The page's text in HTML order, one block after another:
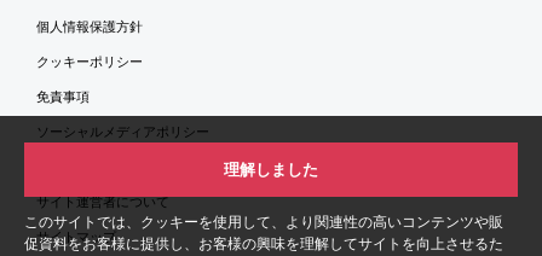
このサイトでは、クッキーを使用して、より関連性の高いコンテンツや販
促資料をお客様に提供し、お客様の興味を理解してサイトを向上させるた
理解しました
個人情報保護方針
クッキーポリシー
免責事項
ソーシャルメディアポリシー
サイト運営者について
サイトマップ